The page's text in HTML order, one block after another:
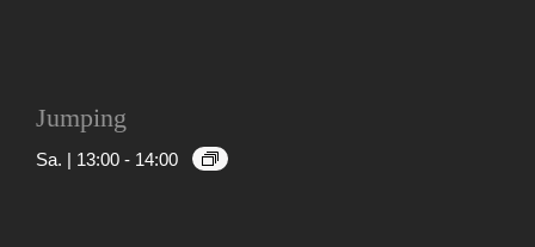
Jumping
Sa. | 13:00 - 14:00